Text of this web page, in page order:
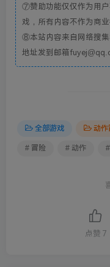
⑦赞助功能仅仅作为用
戏，所有内容不作为商业
⑧本站内容来自网络搜
地址发到邮箱
全部游戏 动作
# 冒险 # 动作
点赞 7